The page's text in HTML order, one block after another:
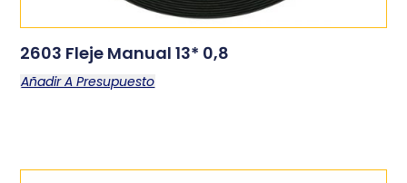
2603 Fleje Manual 13* 0,8
Añadir A Presupuesto